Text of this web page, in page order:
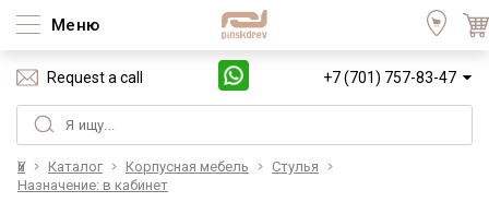
Меню
Request a call +7 (701) 757-83-47
Үй Каталог Корпусная мебель
Стулья
Назначение: в кабинет